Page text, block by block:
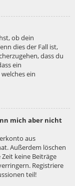
ob dein
dies der Fall ist,
dass du
ein
ein
mich aber nicht
aus
Außerdem löschen
keine Beiträge
Registriere
teil!